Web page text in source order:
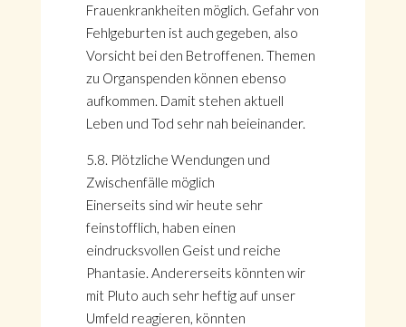
Frauenkrankheiten möglich. Gefahr von
Fehlgeburten ist auch gegeben, also
Vorsicht bei den Betroffenen. Themen
zu Organspenden können ebenso
aufkommen. Damit stehen aktuell
Leben und Tod sehr nah beieinander.
5.8. Plötzliche Wendungen und
Zwischenfälle möglich
Einerseits sind wir heute sehr
feinstofflich, haben einen
eindrucksvollen Geist und reiche
Phantasie. Andererseits könnten wir
mit Pluto auch sehr heftig auf unser
Umfeld reagieren, könnten